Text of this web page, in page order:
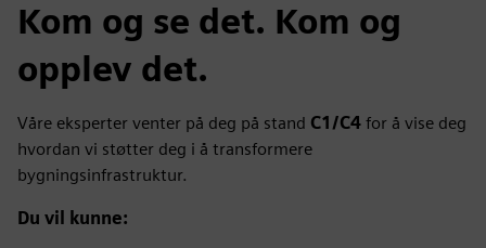
Kom og se det. Kom og
opplev det.
Våre eksperter venter på deg på stand C1/C4 for å vise deg
hvordan vi støtter deg i å transformere
bygningsinfrastruktur.
Du vil kunne: